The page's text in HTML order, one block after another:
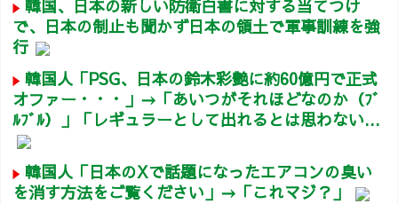
韓国、日本の新しい防衛白書に対する当てつけ
で、日本の制止も聞かず日本の領土で軍事訓練を強
行
韓国人「PSG、日本の鈴木彩艶に約60億円で正式
オファー・・・」→「あいつがそれほどなのか（ﾌﾞ
ﾙﾌﾞﾙ）」「レギュラーとして出れるとは思わない...
韓国人「日本のXで話題になったエアコンの臭い
を消す方法をご覧ください」→「これマジ？」